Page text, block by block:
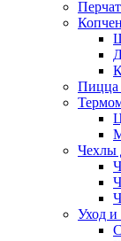
Пицца
Чехлы
Уход и